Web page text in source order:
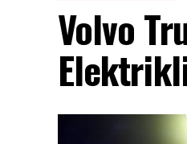
Volvo